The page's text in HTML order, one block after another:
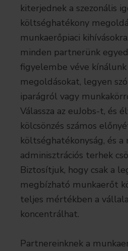
kiterjednek a szezonális
költséghatékony
munkaerőpiaci
minden partnerünk
figyelembe véve
megoldásokat, legyen
iparágról vagy
Válassza az euJobs-t, és
kölcsönzés számos
költséghatékonyság, és a
adminisztrációs terhek
Biztosítjuk, hogy csak a
megbízható munkaerőt
teljes mértékben a
koncentrálhat.
Partnereinknek a